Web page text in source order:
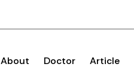
About Doctor Article